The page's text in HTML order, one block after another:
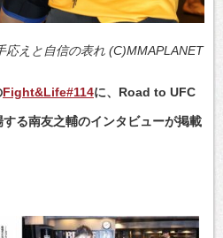
応えと自信の表れ (C)MMAPLANET
Fight&Life#114に、Road to UFC
る南友之輔のインタビューが掲載